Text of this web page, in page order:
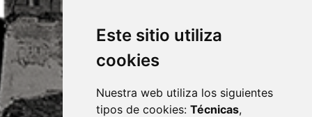
Este sitio utiliza
cookies
Nuestra web utiliza los siguientes
tipos de cookies: Técnicas,